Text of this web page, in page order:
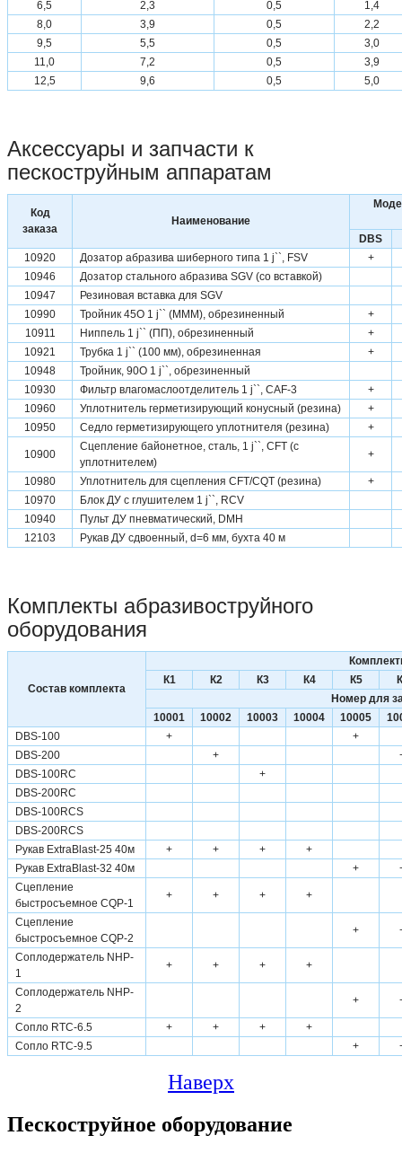
6,5
2,3 0,5
1,4
8,0
3,9 0,5
2,2
9,5
5,5 0,5
3,0
11,0
7,2 0,5
3,9
12,5
9,6 0,5 5,0
Аксессуары и запчасти к
пескоструйным аппаратам
Код
заказа
Наименование
DBS
10920
Дозатор абразива шиберного типа 1 ј``, FSV
+
10946
Дозатор стального абразива SGV (со вставкой)
10947
Резиновая вставка для SGV
10990
Тройник 45О 1 ј`` (МММ), обрезиненный
+
10911
Ниппель 1 ј`` (ПП), обрезиненный
+
10921
Трубка 1 ј`` (100 мм), обрезиненная
+
10948
Тройник, 90О 1 ј``, обрезиненный
10930
Фильтр влагомаслоотделитель 1 ј``, CAF-3
+
10960
Уплотнитель герметизирующий конусный (резина)
+
10950
Седло герметизирующего уплотнителя (резина) +
10900
Сцепление байонетное, сталь, 1 ј``, CFT (с
уплотнителем)
+
10980 Уплотнитель для сцепления CFT/CQT (резина)
+
10970
Блок ДУ с глушителем 1 ј``, RCV
10940
Пульт ДУ пневматический, DMH
12103
Рукав ДУ сдвоенный, d=6 мм, бухта 40 м
Комплекты абразивоструйного
оборудования
Состав комплекта
К1
К2 К3 К4 К5
Номер для
10001
10002 10003 10004 10005
DBS-100
+
+
DBS-200
+
DBS-100RC
+
DBS-200RC
DBS-100RCS
DBS-200RCS
Рукав ExtraBlast-25 40м
+ + +
+
Рукав ExtraBlast-32 40м
+
Сцепление
быстросъемное CQP-1
+ + + +
Сцепление
быстросъемное CQP-2
+
Соплодержатель NHP-
1
+ + + +
Соплодержатель NHP-
2
+
Сопло RTC-6.5 + + +
+
Сопло RTC-9.5
+
Наверх
Пескоструйное оборудование